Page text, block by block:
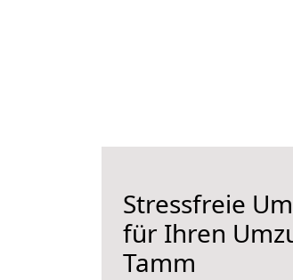
Stressfreie
für Ihren
Tamm